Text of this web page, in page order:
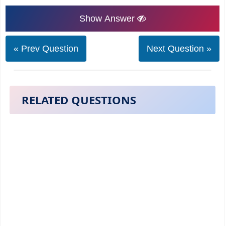
Show Answer
« Prev Question Next Question »
RELATED QUESTIONS